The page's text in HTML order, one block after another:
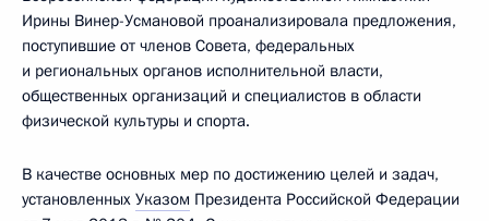
Ирины Винер-Усмановой проанализировала предложения,
поступившие от членов Совета, федеральных
и региональных органов исполнительной власти,
общественных организаций и специалистов в области
физической культуры и спорта.
В качестве основных мер по достижению целей и задач,
установленных Указом Президента Российской Федерации